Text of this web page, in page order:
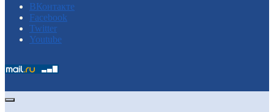
BКонтакте
Facebook
Twitter
Youtube